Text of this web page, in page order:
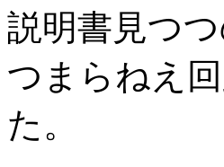
説明書見つ
つまらねえ
た。